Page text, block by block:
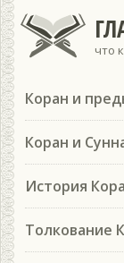
что
Коран и
Коран и
История
Толкование